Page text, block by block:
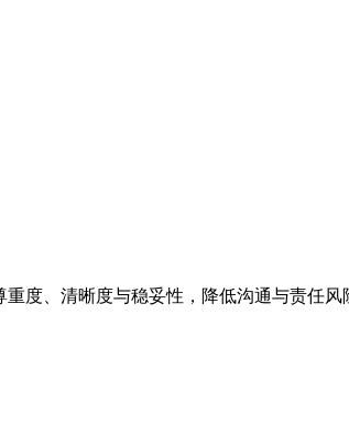
度、清晰度与稳妥性，降低沟通与责任风